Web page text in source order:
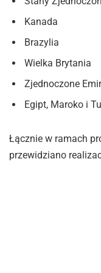
Kanada
Brazylia
Wielka Brytania
Zjednoczone
Egipt, Maroko i
Łącznie w ramach
przewidziano